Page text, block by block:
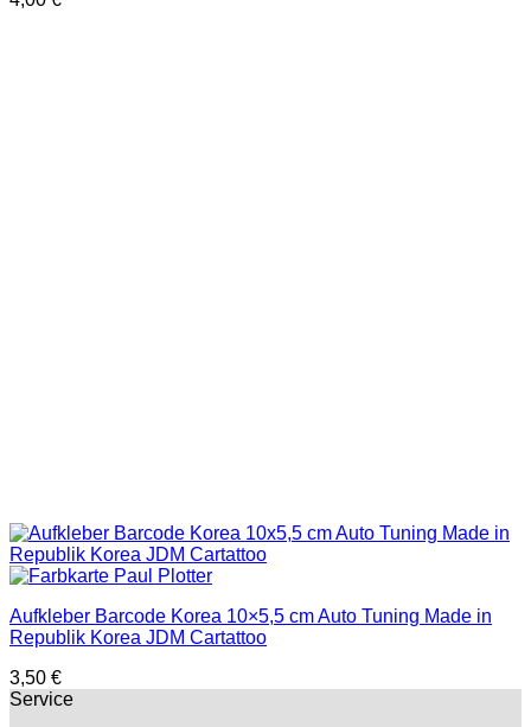
Aufkleber Barcode Korea 10×5,5 cm Auto Tuning Made in
Republik Korea JDM Cartattoo
3,50 €
Service